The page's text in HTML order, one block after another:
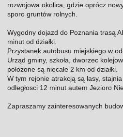
rozwojowa okolica, gdzie oprócz
sporo gruntów rolnych.
Wygodny dojazd do Poznania trasą
minut od działki.
Przystanek autobusu miejskiego w
Urząd gminy, szkoła, dworzec
położone są niecałe 2 km od działki.
W tym rejonie atrakcją są lasy,
odległosci 12 minut autem Jezioro
Zapraszamy zainteresowanych